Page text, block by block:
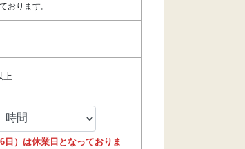
おります。
上
）は休業日となっておりま